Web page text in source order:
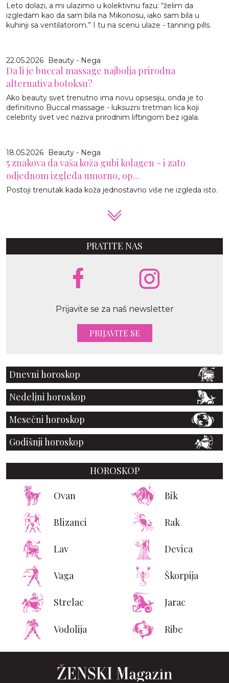
Leto dolazi, a mi ulazimo u kolektivnu fazu: “želim da
izgledam kao da sam bila na Mikonosu, iako sam bila u
kuhinji sa ventilatorom.” I tu na scenu ulaze - tanning pills.
22.05.2026 Beauty - Nega
Da li je buccal massage najbolja prirodna
alternativa botoksu?
Ako beauty svet trenutno ima novu opsesiju, onda je to
definitivno Buccal massage - luksuzni tretman lica koji
celebrity svet već naziva prirodnim liftingom bez igala.
18.05.2026 Beauty - Nega
5 znakova da vaša koža gubi kolagen - i zato
odjednom izgleda umorno, op...
Postoji trenutak kada koža jednostavno više ne izgleda isto.
PRATITE NAS
Prijavite se za naš newsletter
PRIJAVITE SE
Dnevni horoskop
Nedeljni horoskop
Mesečni horoskop
Godišnji horoskop
HOROSKOP
Ovan Bik
Blizanci Rak
Lav Devica
Vaga Škorpija
Strelac Jarac
Vodolija Ribe